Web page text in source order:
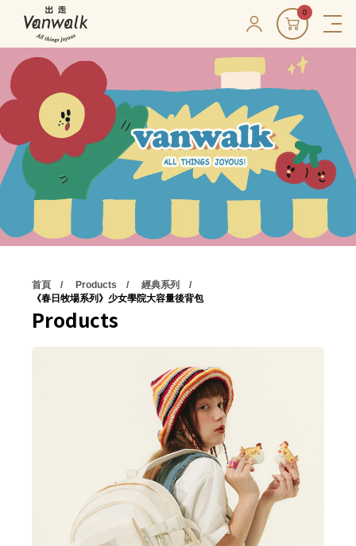
0
首頁 Products
經典系列
《春日牧場系列》少女學院大容量後背包
Products